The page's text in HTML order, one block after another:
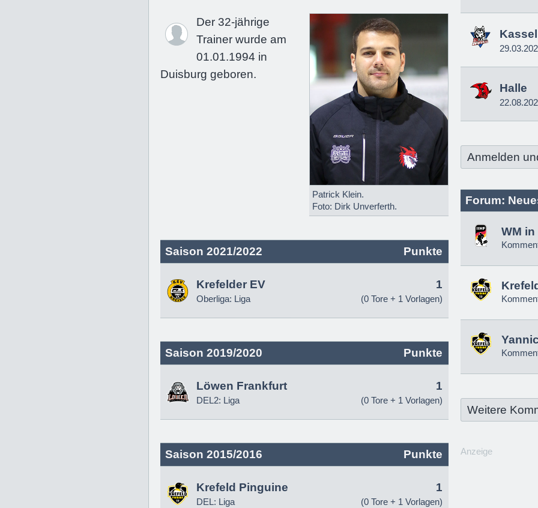
Patrick Klein.
Foto: Dirk Unverferth.
Der 32-jährige
Trainer wurde am
01.01.1994 in
Duisburg geboren.
Saison 2021/2022 Punkte
Krefelder EV
Oberliga: Liga
1
(0 Tore + 1 Vorlagen)
Saison 2019/2020 Punkte
Löwen Frankfurt
DEL2: Liga
1
(0 Tore + 1 Vorlagen)
Saison 2015/2016 Punkte
Krefeld Pinguine
DEL: Liga
1
(0 Tore + 1 Vorlagen)
Kassel
Halle
Anmelden
Forum:
WM
Weitere
Anzeige